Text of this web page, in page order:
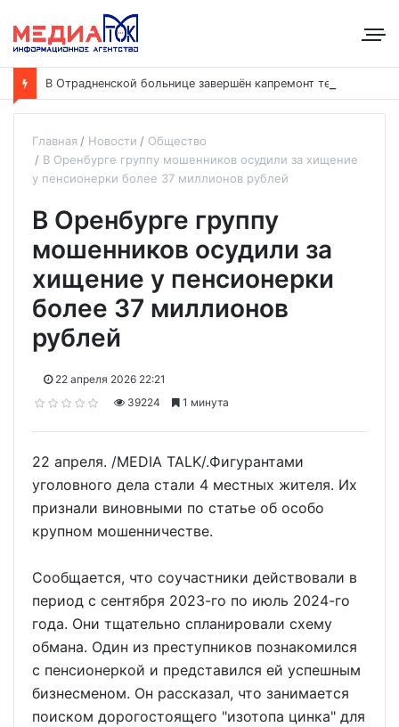
Главная Новости
Общество
В Оренбурге группу мошенников осудили за хищение
у пенсионерки более 37 миллионов рублей
В Оренбурге группу
мошенников осудили за
хищение у пенсионерки
более 37 миллионов
рублей
22 апреля 2026 22:21
39224
1 минута
22 апреля. /MEDIA TALK/.Фигурантами
уголовного дела стали 4 местных жителя. Их
признали виновными по статье об особо
крупном мошенничестве.
Сообщается, что соучастники действовали в
период с сентября 2023-го по июль 2024-го
года. Они тщательно спланировали схему
обмана. Один из преступников познакомился
с пенсионеркой и представился ей успешным
бизнесменом. Он рассказал, что занимается
поиском дорогостоящего "изотопа цинка" для